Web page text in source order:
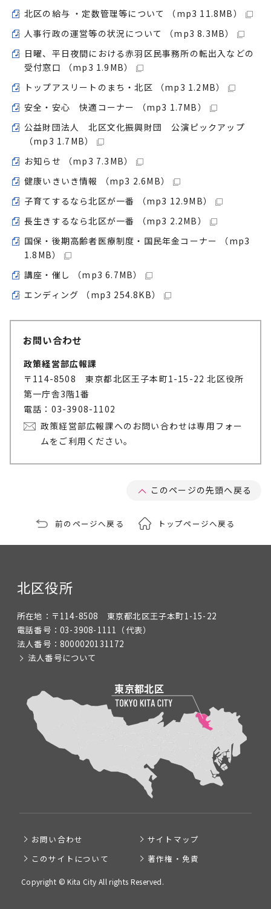
北区の給与 ・定数管理等について （mp3 11.8MB）
人事行政の運営等の状況について （mp3 8.3MB）
日曜、平日夜間における赤羽区民事務所の転出入などの
受付窓口 （mp3 1.9MB）
トップアスリートのまち・北区 （mp3 1.2MB）
安全・安心 快適コーナー （mp3 1.7MB）
公益財団法人 北区文化振興財団 公演ピックアップ
（mp3 1.7MB）
お知らせ （mp3 7.3MB）
健康いきいき情報 （mp3 2.6MB）
子育てするなら北区が一番 （mp3 12.9MB）
長生きするなら北区が一番 （mp3 2.2MB）
国保・後期高齢者医療制度・国民年金コーナー （mp3
1.8MB）
講座・催し （mp3 6.7MB）
エンディング （mp3 254.8KB）
お問い合わせ
政策経営部広報課
〒114-8508 東京都北区王子本町1-15-22 北区役所
第一庁舎3階1番
電話：03-3908-1102
政策経営部広報課へのお問い合わせは専用フォー
ムをご利用ください。
このページの先頭へ戻る
前のページへ戻る トップページへ戻る
北区役所
所在地： 〒114-8508 東京都北区王子本町1-15-22
電話番号： 03-3908-1111 （代表）
法人番号： 8000020131172
法人番号について
お問い合わせ
サイトマップ
このサイトについて
著作権・免責
Copyright © Kita City All rights Reserved.